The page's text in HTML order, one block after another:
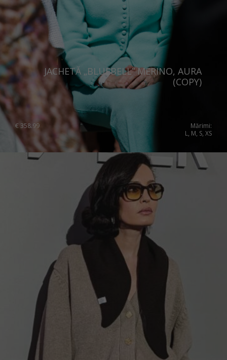
JACHETĂ „BLUEBELL” MERINO, AURA
(COPY)
€ 358.99
Mărimi:
L, M, S, XS